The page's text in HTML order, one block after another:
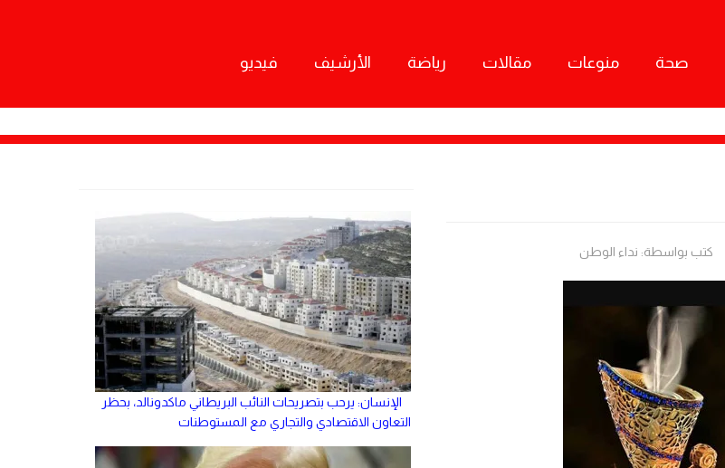
صحة منوعات مقالات رياضة الأرشيف فيديو
كتب بواسطة: نداء الوطن
الإنسان: يرحب بتصريحات النائب البريطاني ماكدونالد، بحظر
التعاون الاقتصادي والتجاري مع المستوطنات